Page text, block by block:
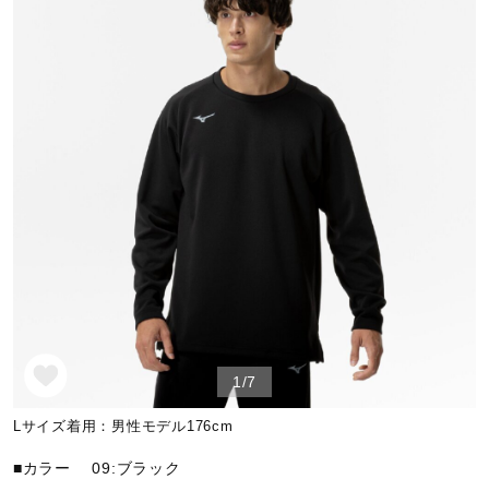
サッカー／フットサル
トレーニング
ゴルフ
バレーボール
1/7
Lサイズ着用：男性モデル176cm
■カラー09:ブラック